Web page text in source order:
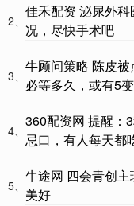
2、
佳禾配资 泌尿外
况，尽快手术吧
3、
牛顾问策略 陈皮
必等多久，或有5
4、
360配资网 提醒：
忌口，有人每天都
5、
牛途网 四会青创
美好